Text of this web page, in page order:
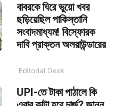
বাবরকে ঘিরে ভুয়ো খবর
ছড়িয়েছিল পাকিস্তানি
সংবাদমাধ্যম! বিস্ফোরক
দাবি প্রাক্তন অলরাউন্ডারের
Editorial Desk
UPI-তে টাকা পাঠালে কি